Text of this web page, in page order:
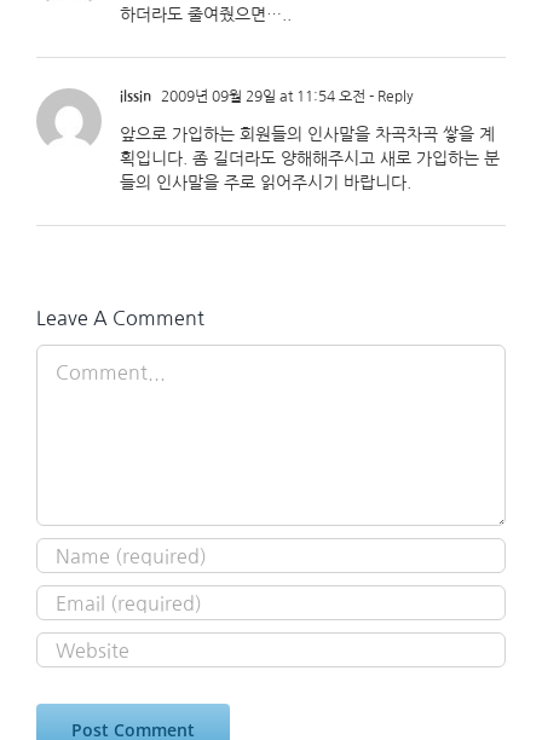
하더라도 줄여줬으면…..
ilssin 2009년 09월 29일 at 11:54 오전 - Reply
앞으로 가입하는 회원들의 인사말을 차곡차곡 쌓을 계
획입니다. 좀 길더라도 양해해주시고 새로 가입하는 분
들의 인사말을 주로 읽어주시기 바랍니다.
Leave A Comment